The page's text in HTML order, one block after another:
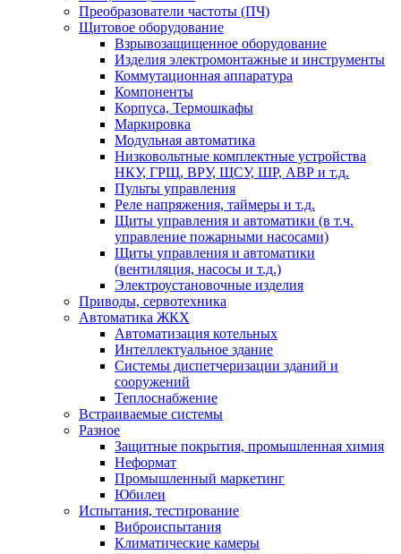
Преобразователи частоты (ПЧ)
Щитовое оборудование
Взрывозащищенное оборудование
Изделия электромонтажные и инструменты
Коммутационная аппаратура
Компоненты
Корпуса, Термошкафы
Маркировка
Модульная автоматика
Низковольтные комплектные устройства
НКУ, ГРЩ, ВРУ, ЩСУ, ШР, АВР и т.д.
Пульты управления
Реле напряжения, таймеры и т.д.
Щиты управления и автоматики (в т.ч.
управление пожарными насосами)
Щиты управления и автоматики
(вентиляция, насосы и т.д.)
Электроустановочные изделия
Приводы, сервотехника
Автоматика ЖКХ
Автоматизация котельных
Интеллектуальное здание
Системы диспетчеризации зданий и
сооружений
Теплоснабжение
Встраиваемые системы
Разное
Защитные покрытия, промышленная химия
Неформат
Промышленный маркетинг
Юбилеи
Испытания, тестирование
Виброиспытания
Климатические камеры